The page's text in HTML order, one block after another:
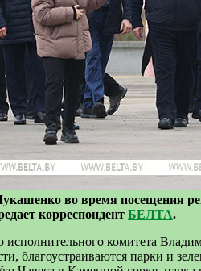
во время посещения
корреспондент БЕЛТА.
исполнительного комитета
благоустраиваются парки и